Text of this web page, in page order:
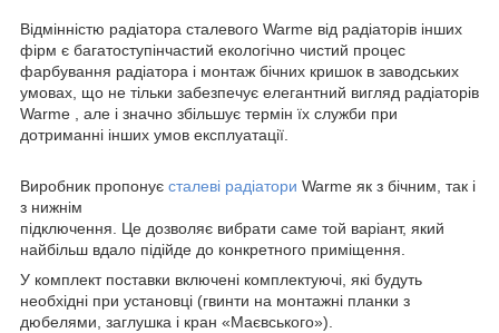
Відмінністю радіатора сталевого Warme від радіаторів інших
фірм є багатоступінчастий екологічно чистий процес
фарбування радіатора і монтаж бічних кришок в заводських
умовах, що не тільки забезпечує елегантний вигляд радіаторів
Warme , але і значно збільшує термін їх служби при
дотриманні інших умов експлуатації.
Виробник пропонує сталеві радіатори Warme як з бічним, так і
з нижнім
підключення. Це дозволяє вибрати саме той варіант, який
найбільш вдало підійде до конкретного приміщення.
У комплект поставки включені комплектуючі, які будуть
необхідні при установці (гвинти на монтажні планки з
дюбелями, заглушка і кран «Маєвського»).